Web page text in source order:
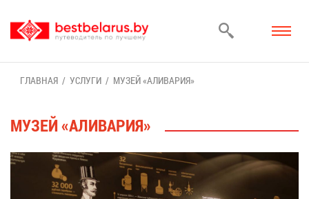
ГЛАВ­НАЯ УСЛУ­ГИ МУ­ЗЕЙ «АЛИ­ВА­РИЯ»
МУ­ЗЕЙ «АЛИ­ВА­РИЯ»